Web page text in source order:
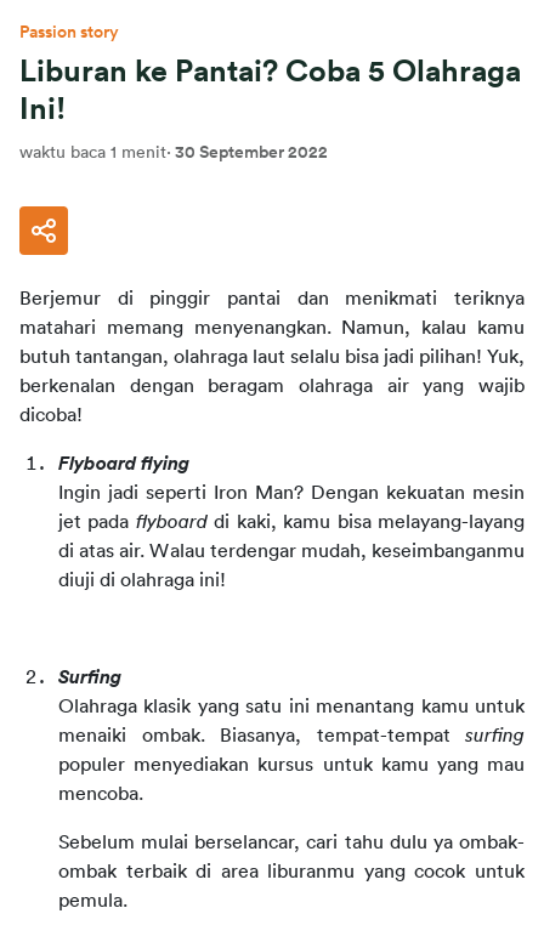
Passion story
Liburan ke Pantai? Coba 5 Olahraga
Ini!
waktu baca 1 menit· 30 September 2022
Berjemur di pinggir pantai dan menikmati teriknya
matahari memang menyenangkan. Namun, kalau kamu
butuh tantangan, olahraga laut selalu bisa jadi pilihan! Yuk,
berkenalan dengan beragam olahraga air yang wajib
dicoba!
Flyboard flying
Ingin jadi seperti Iron Man? Dengan kekuatan mesin
jet pada flyboard di kaki, kamu bisa melayang-layang
di atas air. Walau terdengar mudah, keseimbanganmu
diuji di olahraga ini!
Surfing
Olahraga klasik yang satu ini menantang kamu untuk
menaiki ombak. Biasanya, tempat-tempat surfing
populer menyediakan kursus untuk kamu yang mau
mencoba.
Sebelum mulai berselancar, cari tahu dulu ya ombak-
ombak terbaik di area liburanmu yang cocok untuk
pemula.